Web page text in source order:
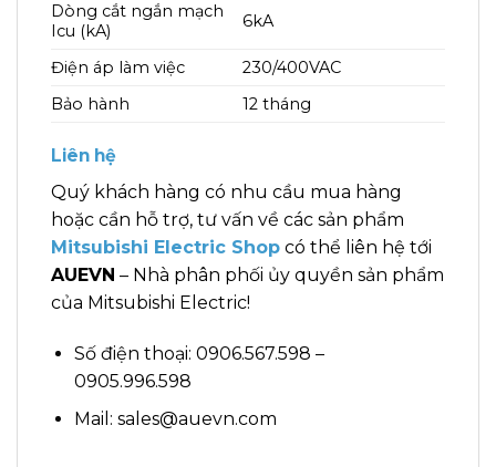
Dòng cắt ngắn mạch
Icu (kA)
6kA
Điện áp làm việc
230/400VAC
Bảo hành
12 tháng
Liên hệ
Quý khách hàng có nhu cầu mua hàng
hoặc cần hỗ trợ, tư vấn về các sản phẩm
Mitsubishi Electric Shop có thể liên hệ tới
AUEVN – Nhà phân phối ủy quyền sản phẩm
của Mitsubishi Electric!
Số điện thoại: 0906.567.598 –
0905.996.598
Mail: sales@auevn.com